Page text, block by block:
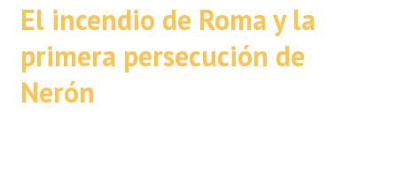
El incendio de Roma y la
primera persecución de
Nerón